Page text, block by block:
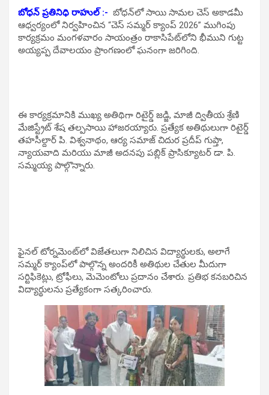
బోధన్ ప్రతినిధి రాహుల్ :- బోధన్‌లో సాయి సామల చెస్ అకాడమీ
ఆధ్వర్యంలో నిర్వహించిన “చెస్ సమ్మర్ క్యాంప్ 2026” ముగింపు
కార్యక్రమం మంగళవారం సాయంత్రం రాకాసిపేట్‌లోని భీముని గుట్ట
అయ్యప్ప దేవాలయం ప్రాంగణంలో ఘనంగా జరిగింది.
ఈ కార్యక్రమానికి ముఖ్య అతిథిగా రిటైర్డ్ జడ్జి, మాజీ ద్వితీయ శ్రేణి
మేజిస్ట్రేట్ శేష తల్పసాయి హాజరయ్యారు. ప్రత్యేక అతిథులుగా రిటైర్డ్
తహసీల్దార్ పి. విశ్వనాథం, ఆర్య సమాజ్ చిదుర ప్రదీప్ గుప్తా,
న్యాయవాది మరియు మాజీ అదనపు పబ్లిక్ ప్రాసిక్యూటర్ డా. పి.
సమ్మయ్య పాల్గొన్నారు.
ఫైనల్ టోర్నమెంట్‌లో విజేతలుగా నిలిచిన విద్యార్థులకు, అలాగే
సమ్మర్ క్యాంప్‌లో పాల్గొన్న అందరికీ అతిథుల చేతుల మీదుగా
సర్టిఫికెట్లు, ట్రోఫీలు, మెమెంటోలు ప్రదానం చేశారు. ప్రతిభ కనబరిచిన
విద్యార్థులను ప్రత్యేకంగా సత్కరించారు.